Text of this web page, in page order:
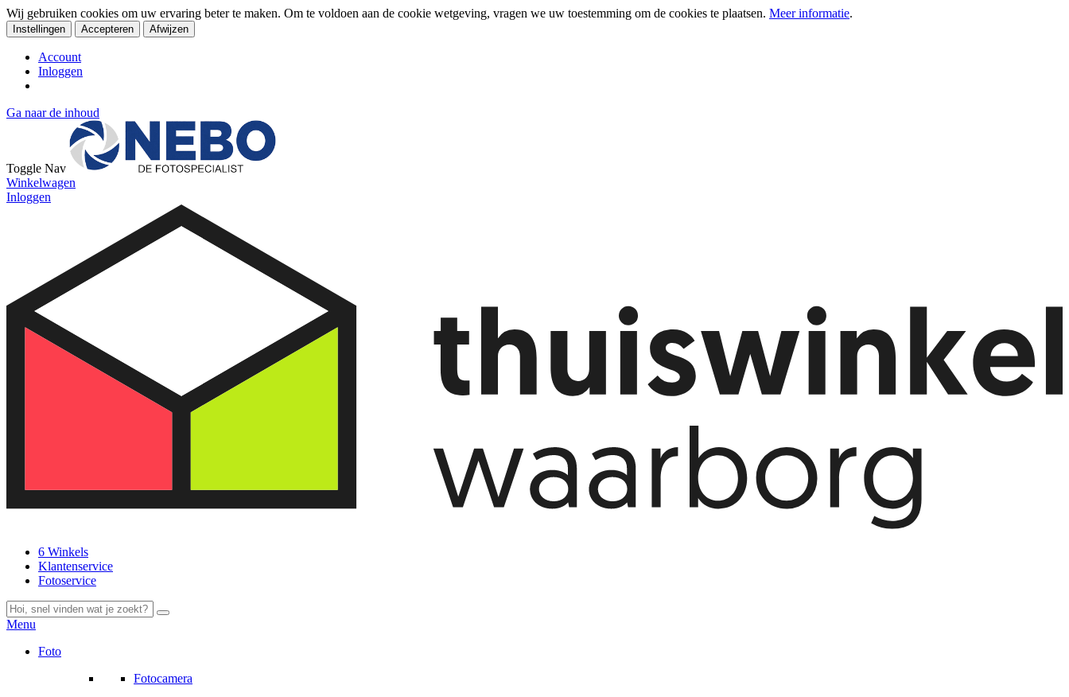
Wij gebruiken cookies om uw ervaring beter te maken. Om te voldoen aan de cookie wetgeving, vragen we uw toestemming om de cookies te plaatsen. Meer informatie.
Instellingen Accepteren Afwijzen
Account
Inloggen
Ga naar de inhoud
Toggle Nav
Winkelwagen
Inloggen
6 Winkels
Klantenservice
Fotoservice
Menu
Foto
Fotocamera